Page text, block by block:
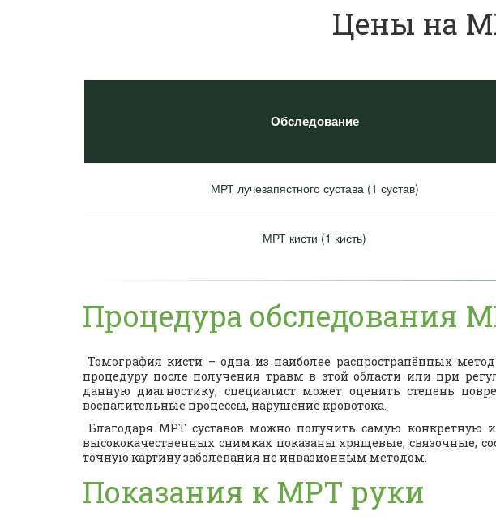
Цены на
Обследование
МРТ лучезапястного сустава (1 сустав)
МРТ кисти (1 кисть)
Процедура обследования
Томография кисти – одна из наиболее распространённых
процедуру после получения травм в этой области или при
данную диагностику, специалист может оценить степень
воспалительные процессы, нарушение кровотока.
Благодаря МРТ суставов можно получить самую конкретную
высококачественных снимках показаны хрящевые, связочные,
точную картину заболевания не инвазионным методом.
Показания к МРТ руки